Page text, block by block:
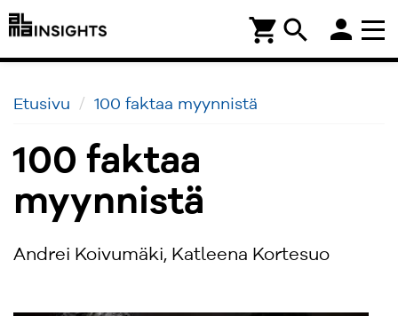
search
shopping_cart person
Etusivu 100 faktaa myynnistä
100 faktaa
myynnistä
Andrei Koivumäki, Katleena Kortesuo